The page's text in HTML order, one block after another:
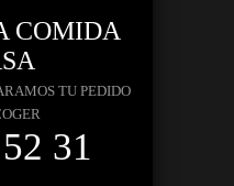
COMIDA
TU PEDIDO
31